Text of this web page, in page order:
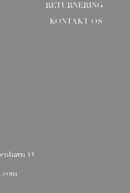
RETURNERING
KONTAKT OS
Ø